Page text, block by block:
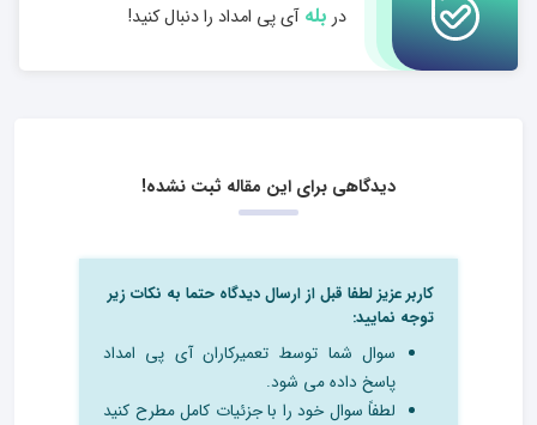
در بلهآی پی امداد را دنبال کنید!
دیدگاهی برای این مقاله ثبت نشده!
کاربر عزیز لطفا قبل از ارسال دیدگاه حتما به نکات زیر
توجه نمایید:
سوال شما توسط تعمیرکاران آی پی امداد
پاسخ داده می شود.
لطفاً سوال خود را با جزئیات کامل مطرح کنید